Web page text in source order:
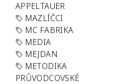
APPELTAUER
MAZLÍČCI
MC FABRIKA
MEDIA
MEJDAN
METODIKA
PRŮVODCOVSKÉ